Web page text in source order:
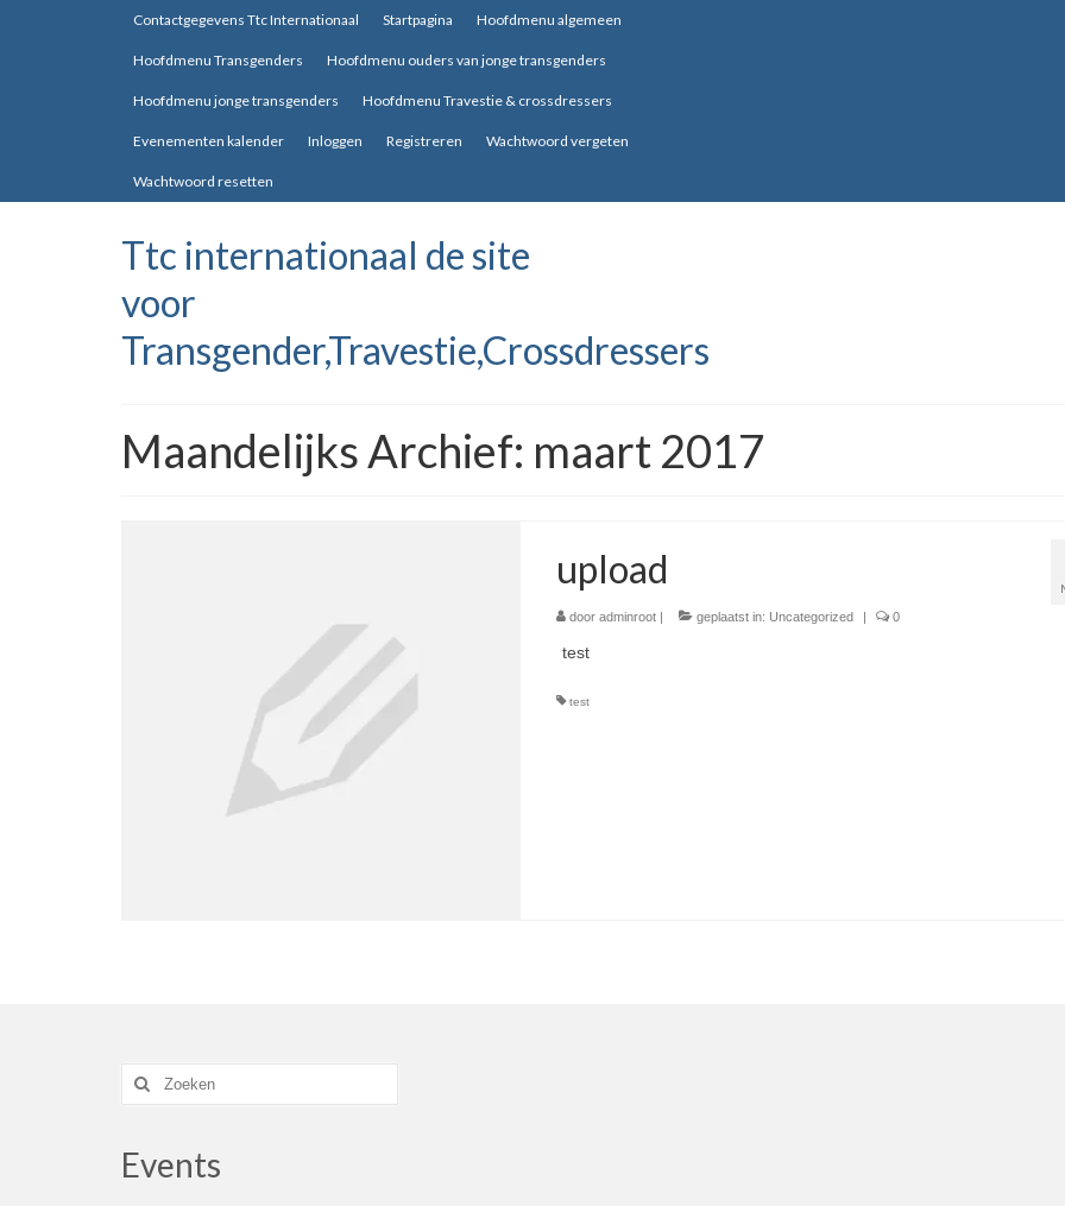
Contactgegevens Ttc Internationaal Startpagina Hoofdmenu algemeen
Hoofdmenu Transgenders Hoofdmenu ouders van jonge transgenders
Hoofdmenu jonge transgenders Hoofdmenu Travestie & crossdressers
Evenementen kalender Inloggen Registreren Wachtwoord vergeten
Wachtwoord resetten
Ttc internationaal de site
voor
Transgender,Travestie,Crossdressers
Maandelijks Archief: maart 2017
upload
door adminroot| geplaatst in: Uncategorized | 0
test
test
Zoek
Events